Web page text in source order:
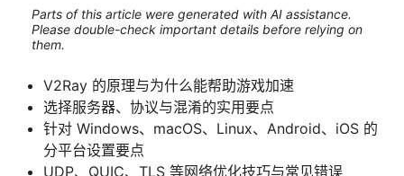
Parts of this article were generated with AI assistance.
Please double-check important details before relying on
them.
V2Ray 的原理与为什么能帮助游戏加速
选择服务器、协议与混淆的实用要点
针对 Windows、macOS、Linux、Android、iOS 的
分平台设置要点
UDP、QUIC、TLS 等网络优化技巧与常见错误